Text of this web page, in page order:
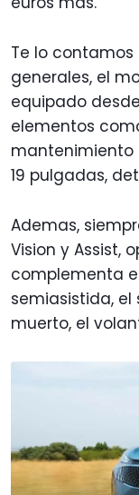
Te lo contamos
generales, el
equipado
elementos
mantenimiento
19 pulgadas,
Ademas,
Vision y Assist,
complementa
semiasistida,
muerto, el